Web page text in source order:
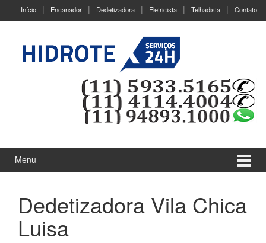
Início Encanador Dedetizadora Eletricista Telhadista Contato
Menu
Dedetizadora Vila Chica
Luisa